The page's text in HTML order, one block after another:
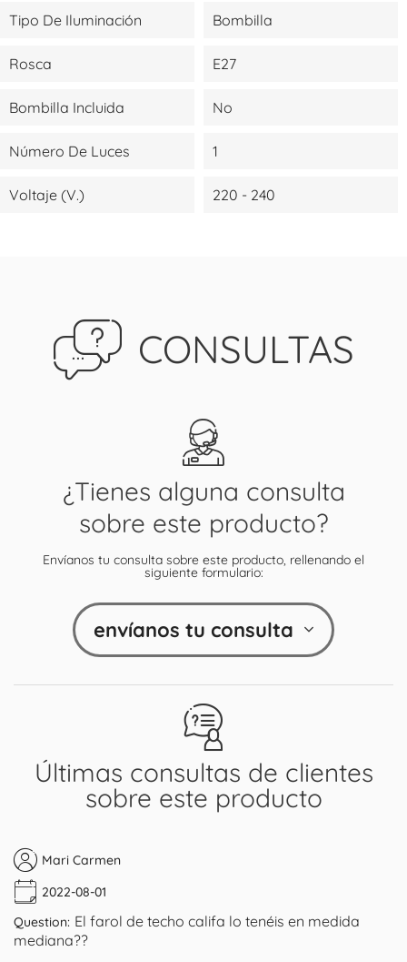
Tipo De Iluminación Bombilla
Rosca E27
Bombilla Incluida No
Número De Luces 1
Voltaje (V.) 220 - 240
CONSULTAS
Últimas consultas de clientes
sobre este producto
Mari Carmen
2022-08-01
Question: El farol de techo califa lo tenéis en medida
mediana??
¿Tienes alguna consulta
sobre este producto?
Envíanos tu consulta sobre este producto, rellenando el
siguiente formulario:
envíanos tu consulta